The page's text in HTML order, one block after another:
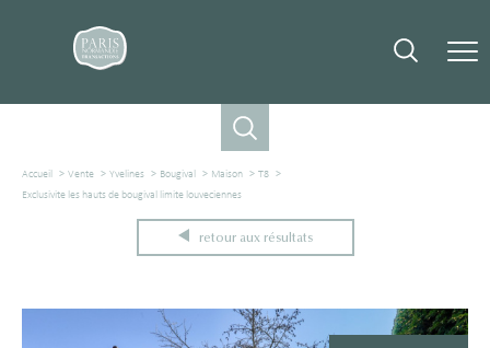
Accueil Vente Yvelines Bougival Maison T8
Exclusivite les hauts de bougival limite louveciennes
retour aux résultats